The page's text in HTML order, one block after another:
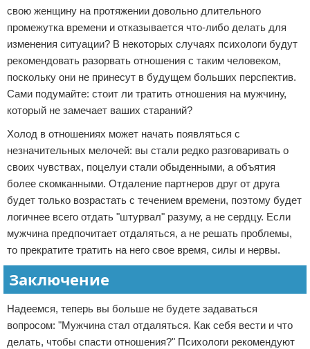
свою женщину на протяжении довольно длительного
промежутка времени и отказывается что-либо делать для
изменения ситуации? В некоторых случаях психологи будут
рекомендовать разорвать отношения с таким человеком,
поскольку они не принесут в будущем больших перспектив.
Сами подумайте: стоит ли тратить отношения на мужчину,
который не замечает ваших стараний?
Холод в отношениях может начать появляться с
незначительных мелочей: вы стали редко разговаривать о
своих чувствах, поцелуи стали обыденными, а объятия
более скомканными. Отдаление партнеров друг от друга
будет только возрастать с течением времени, поэтому будет
логичнее всего отдать "штурвал" разуму, а не сердцу. Если
мужчина предпочитает отдаляться, а не решать проблемы,
то прекратите тратить на него свое время, силы и нервы.
Заключение
Надеемся, теперь вы больше не будете задаваться
вопросом: "Мужчина стал отдаляться. Как себя вести и что
делать, чтобы спасти отношения?" Психологи рекомендуют